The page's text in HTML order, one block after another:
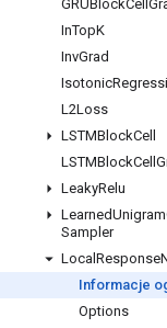
GRUBlockCell
InTopK
InvGrad
Isotonic
L2Loss
LSTMBlockCell
LSTMBlockCell
LeakyRelu
LearnedUnigram
Sampler
Local Response
Informacje
Options